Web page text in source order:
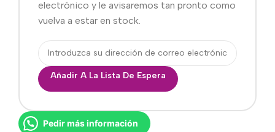
electrónico y le avisaremos tan pronto como
vuelva a estar en stock.
Añadir A La Lista De Espera
Pedir más información